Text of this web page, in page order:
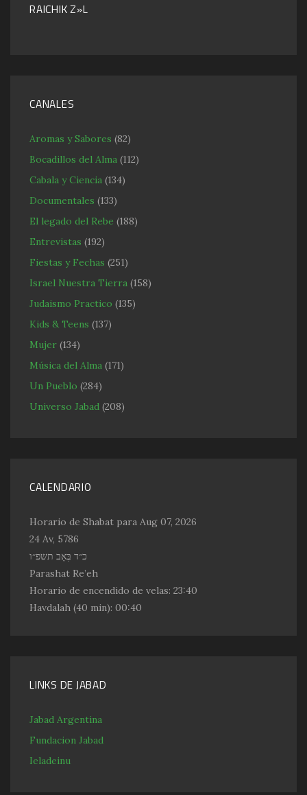
RAICHIK Z»L
CANALES
Aromas y Sabores (82)
Bocadillos del Alma (112)
Cabala y Ciencia (134)
Documentales (133)
El legado del Rebe (188)
Entrevistas (192)
Fiestas y Fechas (251)
Israel Nuestra Tierra (158)
Judaismo Practico (135)
Kids & Teens (137)
Mujer (134)
Música del Alma (171)
Un Pueblo (284)
Universo Jabad (208)
CALENDARIO
Horario de Shabat para Aug 07, 2026
24 Av, 5786
כ״ד בְּאָב תשפ״ו
Parashat Re’eh
Horario de encendido de velas: 23:40
Havdalah (40 min): 00:40
LINKS DE JABAD
Jabad Argentina
Fundacion Jabad
Ieladeinu